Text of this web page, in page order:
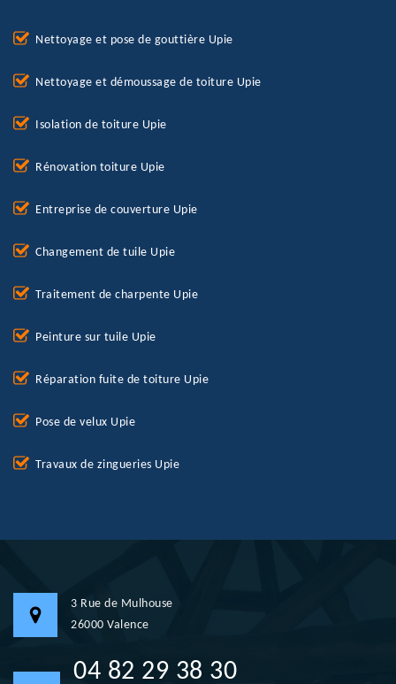
Nettoyage et pose de gouttière Upie
Nettoyage et démoussage de toiture Upie
Isolation de toiture Upie
Rénovation toiture Upie
Entreprise de couverture Upie
Changement de tuile Upie
Traitement de charpente Upie
Peinture sur tuile Upie
Réparation fuite de toiture Upie
Pose de velux Upie
Travaux de zingueries Upie
3 Rue de Mulhouse
26000 Valence
04 82 29 38 30